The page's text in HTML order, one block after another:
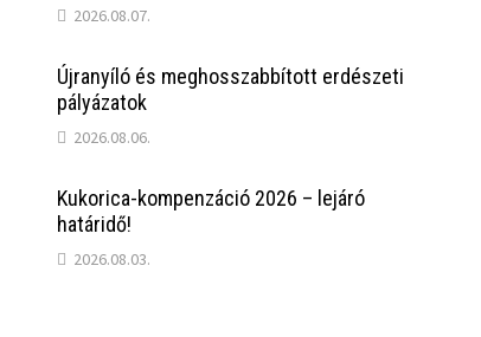
2026.08.07.
Újranyíló és meghosszabbított erdészeti
pályázatok
2026.08.06.
Kukorica-kompenzáció 2026 – lejáró
határidő!
2026.08.03.